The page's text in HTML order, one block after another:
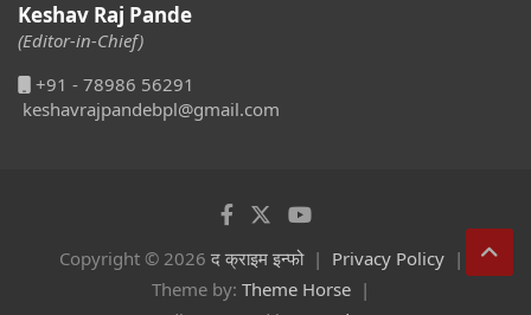
Keshav Raj Pande
(Editor-in-Chief)
+91 - 78986 56291
keshavrajpandebpl@gmail.com
Copyright © 2026 द क्राइम इन्फो
Privacy Policy
Theme by: Theme Horse